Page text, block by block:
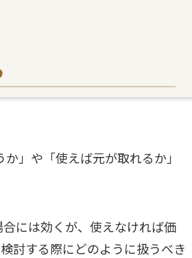
」や「使えば元が取れるか」
には効くが、使えなければ価
討する際にどのように扱うべき